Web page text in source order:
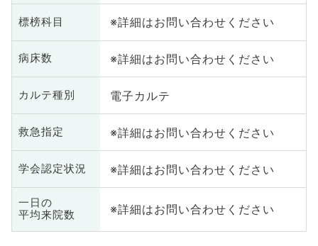
標榜科目 ※詳細はお問い合わせください
病床数 ※詳細はお問い合わせください
カルテ種別 電子カルテ
救急指定 ※詳細はお問い合わせください
学会認定状況 ※詳細はお問い合わせください
一日の
平均来院数
※詳細はお問い合わせください